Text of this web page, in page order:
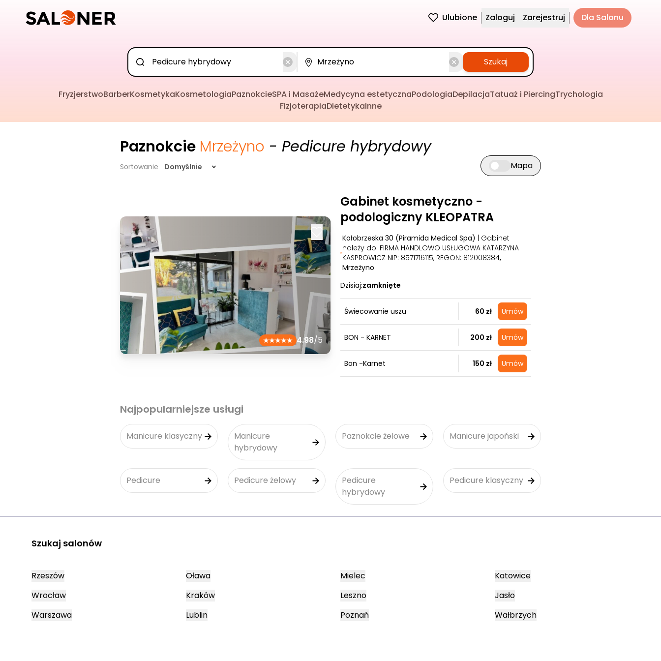
Ulubione Zaloguj Zarejestruj Dla Salonu
Szukaj
FryzjerstwoBarberKosmetykaKosmetologiaPaznokcieSPA i MasażeMedycyna estetycznaPodologiaDepilacjaTatuaż i PiercingTrychologia
FizjoterapiaDietetykaInne
Paznokcie Mrzeżyno - Pedicure hybrydowy
Sortowanie Domyślnie Przełącz widok mapy
Mapa
4.98/5
Gabinet kosmetyczno -
podologiczny KLEOPATRA
Kołobrzeska 30 (Piramida Medical Spa) | Gabinet
należy do: FIRMA HANDLOWO USŁUGOWA KATARZYNA
KASPROWICZ NIP: 8571716115, REGON: 812008384,
Mrzeżyno
Dzisiaj:zamknięte
Świecowanie uszu 60 zł Umów
BON - KARNET 200 zł Umów
Bon -Karnet 150 zł Umów
Najpopularniejsze usługi
Manicure klasyczny
Manicure
hybrydowy
Paznokcie żelowe Manicure japoński
Pedicure Pedicure żelowy
Pedicure
hybrydowy
Pedicure klasyczny
Szukaj salonów
Rzeszów
Wrocław
Warszawa
Oława
Kraków
Lublin
Mielec
Leszno
Poznań
Katowice
Jasło
Wałbrzych